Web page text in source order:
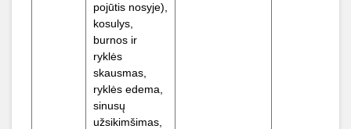
pojūtis nosyje),
kosulys,
burnos ir
ryklės
skausmas,
ryklės edema,
sinusų
užsikimšimas,